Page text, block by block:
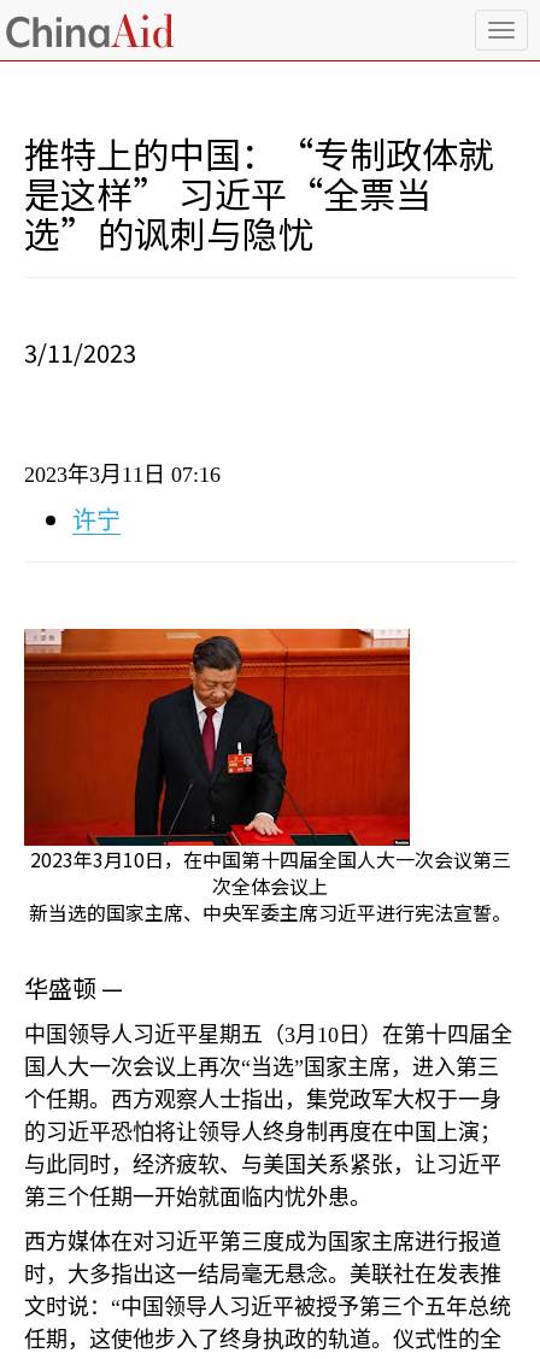
T
o
推特上的中国：“专制政体就
是这样” 习近平“全票当
选”的讽刺与隐忧
3/11/2023
2023年3月 11 日 07:16
许宁
2023年3月10日，在中国第十四届全国人大一次会议第三
次全体会议上
新当选的国家主席、中央军委主席习近平进行宪法宣誓。
华盛顿 —
中国领导人习近平星期五（3月 10 日）在第十四届全
国人大一次会议上再次“当选”国家主席，进入第三
个任期。西方观察人士指出，集党政军大权于一身
的习近平恐怕将让领导人终身制再度在中国上演；
与此同时，经济疲软、与美国关系紧张，让习近平
第三个任期一开始就面临内忧外患。
西方媒体在对习近平第三度成为国家主席进行报道
时，大多指出这一结局毫无悬念。美联社在发表推
文时说：“中国领导人习近平被授予第三个五年总统
任期，这使他步入了终身执政的轨道。仪式性的全